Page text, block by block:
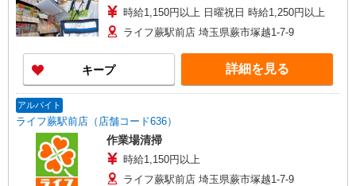
時給1,150円以上 日曜祝日 時給1,250円以上
ライフ蕨駅前店 埼玉県蕨市塚越1-7-9
キープ 詳細を見る
アルバイト
ライフ蕨駅前店（店舗コード636）
作業場清掃
時給1,150円以上
ライフ蕨駅前店 埼玉県蕨市塚越1-7-9